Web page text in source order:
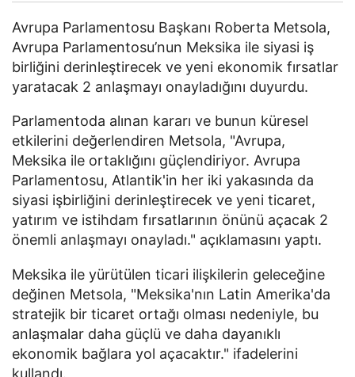
Avrupa Parlamentosu Başkanı Roberta Metsola,
Avrupa Parlamentosu’nun Meksika ile siyasi iş
birliğini derinleştirecek ve yeni ekonomik fırsatlar
yaratacak 2 anlaşmayı onayladığını duyurdu.
Parlamentoda alınan kararı ve bunun küresel
etkilerini değerlendiren Metsola, "Avrupa,
Meksika ile ortaklığını güçlendiriyor. Avrupa
Parlamentosu, Atlantik'in her iki yakasında da
siyasi işbirliğini derinleştirecek ve yeni ticaret,
yatırım ve istihdam fırsatlarının önünü açacak 2
önemli anlaşmayı onayladı." açıklamasını yaptı.
Meksika ile yürütülen ticari ilişkilerin geleceğine
değinen Metsola, "Meksika'nın Latin Amerika'da
stratejik bir ticaret ortağı olması nedeniyle, bu
anlaşmalar daha güçlü ve daha dayanıklı
ekonomik bağlara yol açacaktır." ifadelerini
kullandı.